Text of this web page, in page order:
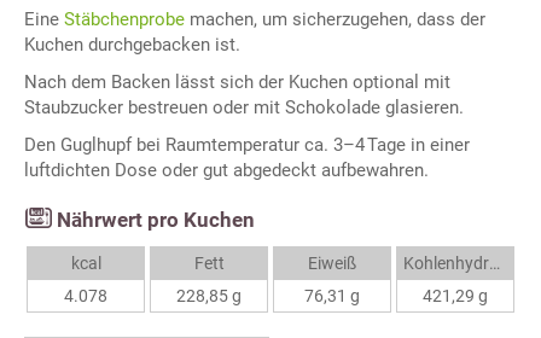
Eine Stäbchenprobe machen, um sicherzugehen, dass der
Kuchen durchgebacken ist.
Nach dem Backen lässt sich der Kuchen optional mit
Staubzucker bestreuen oder mit Schokolade glasieren.
Den Guglhupf bei Raumtemperatur ca. 3–4 Tage in einer
luftdichten Dose oder gut abgedeckt aufbewahren.
Nährwert pro Kuchen
kcal
4.078
Fett
228,85 g
Eiweiß
76,31 g
Kohlenhydrate
421,29 g